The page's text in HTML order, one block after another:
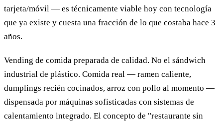
tarjeta/móvil — es técnicamente viable hoy con tecnología
que ya existe y cuesta una fracción de lo que costaba hace 3
años.
Vending de comida preparada de calidad. No el sándwich
industrial de plástico. Comida real — ramen caliente,
dumplings recién cocinados, arroz con pollo al momento —
dispensada por máquinas sofisticadas con sistemas de
calentamiento integrado. El concepto de "restaurante sin